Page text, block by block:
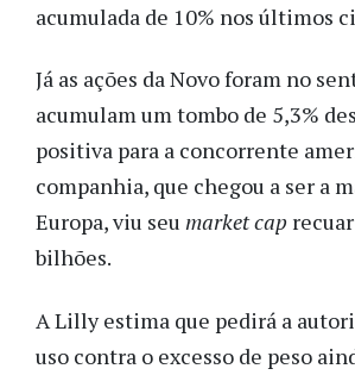
acumulada de 10% nos últimos
Já as ações da Novo foram no
acumulam um tombo de 5,3%
positiva para a concorrente
companhia, que chegou a ser a
Europa, viu seu market cap
bilhões.
A Lilly estima que pedirá a
uso contra o excesso de peso